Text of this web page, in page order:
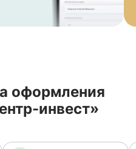
оформления
инвест»